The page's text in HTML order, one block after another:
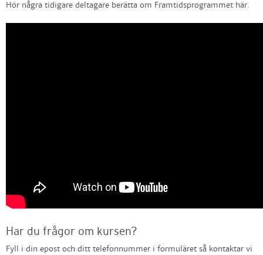
Hör några tidigare deltagare berätta om Framtidsprogrammet här.
Har du frågor om kursen?
Fyll i din epost och ditt telefonnummer i formuläret så kontaktar vi